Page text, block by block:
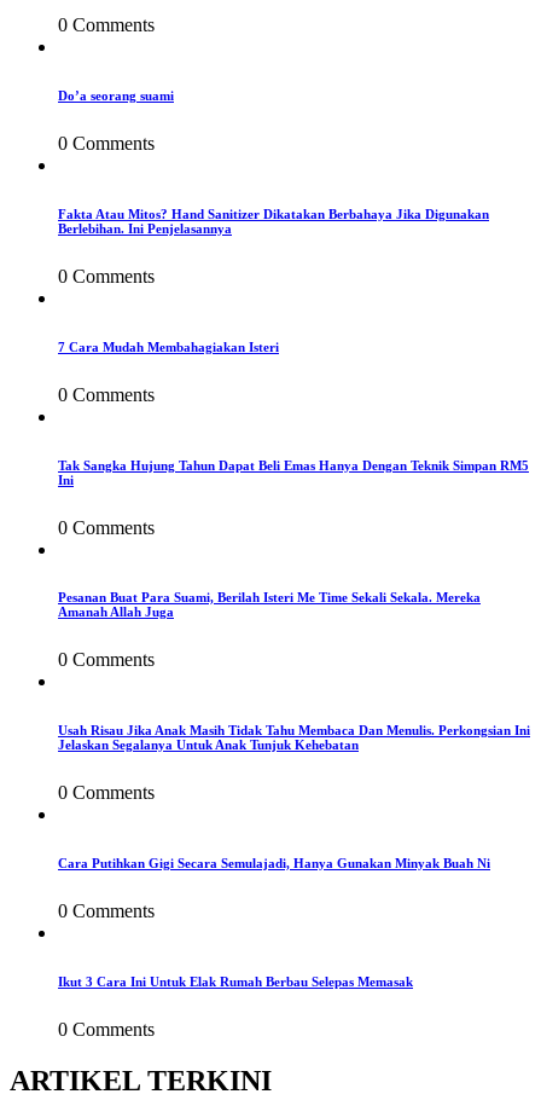
0 Comments
Do’a seorang suami
0 Comments
Fakta Atau Mitos? Hand Sanitizer Dikatakan Berbahaya Jika Digunakan
Berlebihan. Ini Penjelasannya
0 Comments
7 Cara Mudah Membahagiakan Isteri
0 Comments
Tak Sangka Hujung Tahun Dapat Beli Emas Hanya Dengan Teknik Simpan RM5
Ini
0 Comments
Pesanan Buat Para Suami, Berilah Isteri Me Time Sekali Sekala. Mereka
Amanah Allah Juga
0 Comments
Usah Risau Jika Anak Masih Tidak Tahu Membaca Dan Menulis. Perkongsian Ini
Jelaskan Segalanya Untuk Anak Tunjuk Kehebatan
0 Comments
Cara Putihkan Gigi Secara Semulajadi, Hanya Gunakan Minyak Buah Ni
0 Comments
Ikut 3 Cara Ini Untuk Elak Rumah Berbau Selepas Memasak
0 Comments
ARTIKEL TERKINI